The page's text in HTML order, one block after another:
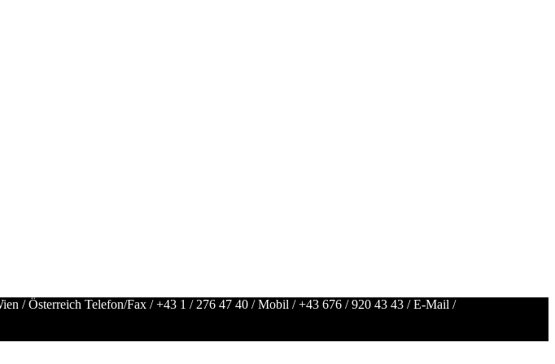
/ Österreich Telefon/Fax /+43 1 / 276 47 40 / Mobil /+43 676 / 920 43 43 / E-Mail /